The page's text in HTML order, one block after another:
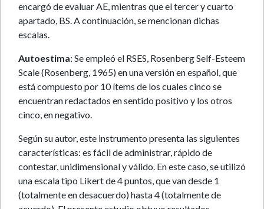
encargó de evaluar AE, mientras que el tercer y cuarto
apartado, BS. A continuación, se mencionan dichas
escalas.
Autoestima: Se empleó el RSES, Rosenberg Self-Esteem
Scale (Rosenberg, 1965) en una versión en español, que
está compuesto por 10 ítems de los cuales cinco se
encuentran redactados en sentido positivo y los otros
cinco, en negativo.
Según su autor, este instrumento presenta las siguientes
características: es fácil de administrar, rápido de
contestar, unidimensional y válido. En este caso, se utilizó
una escala tipo Likert de 4 puntos, que van desde 1
(totalmente en desacuerdo) hasta 4 (totalmente de